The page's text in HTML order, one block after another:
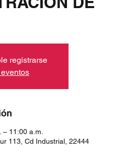
registrarse
11:00 a.m.
113, Cd Industrial, 22444